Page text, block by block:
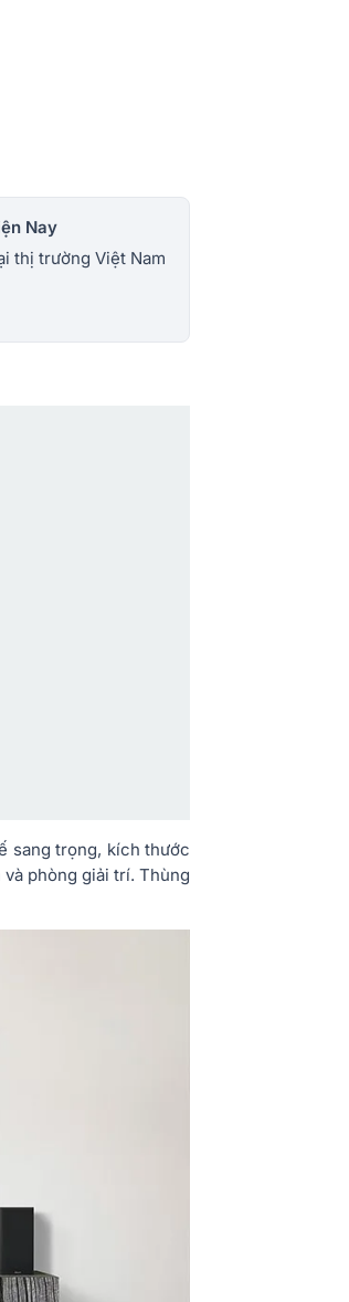
Nay
thị trường Việt Nam
sang trọng, kích thước
phòng giải trí. Thùng